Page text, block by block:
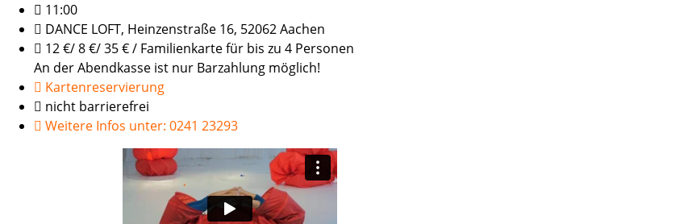
11:00
DANCE LOFT, Heinzenstraße 16, 52062 Aachen
12 €/ 8 €/ 35 € / Familienkarte für bis zu 4 Personen
An der Abendkasse ist nur Barzahlung möglich!
Kartenreservierung
nicht barrierefrei
Weitere Infos unter: 0241 23293